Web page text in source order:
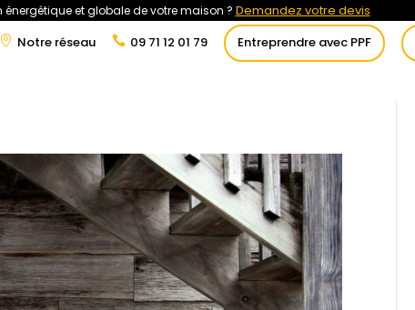
énergétique et globale de votre maison ? Demandez votre devis
Notre réseau
09 71 12 01 79 Entreprendre avec PPF
Énergétique Énergies Renouvelables Traitement de l’eau